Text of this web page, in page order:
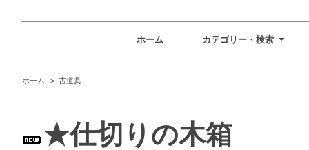
ホーム カテゴリー・検索
ホーム > 古道具
★仕切りの木箱